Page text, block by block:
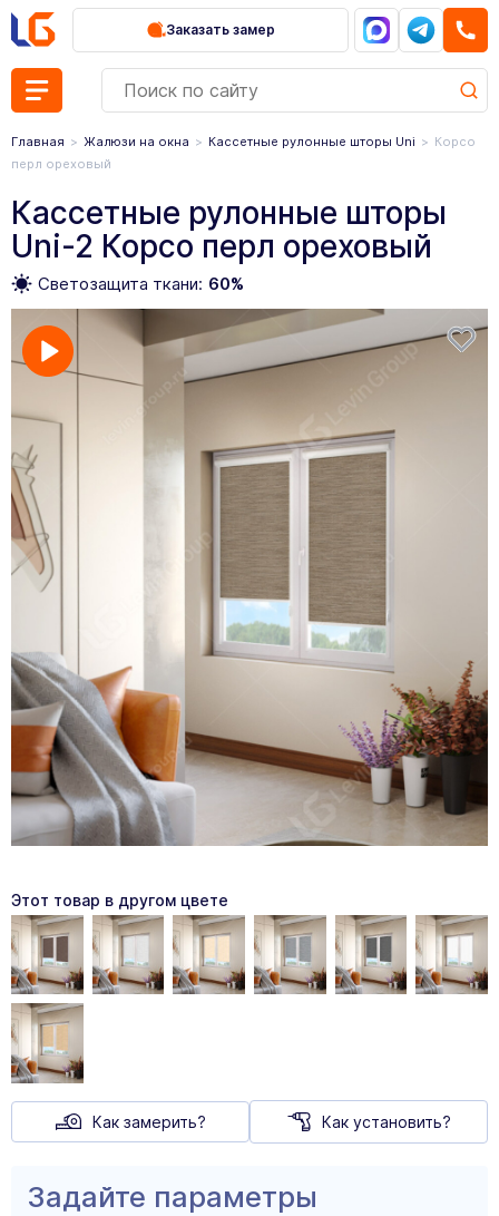
Заказать замер
Главная Жалюзи на окна Кассетные рулонные шторы Uni
Корсо
перл ореховый
Кассетные рулонные шторы
Uni-2 Корсо перл ореховый
Светозащита ткани: 60%
Этот товар в другом цвете
Как замерить? Как установить?
Задайте параметры